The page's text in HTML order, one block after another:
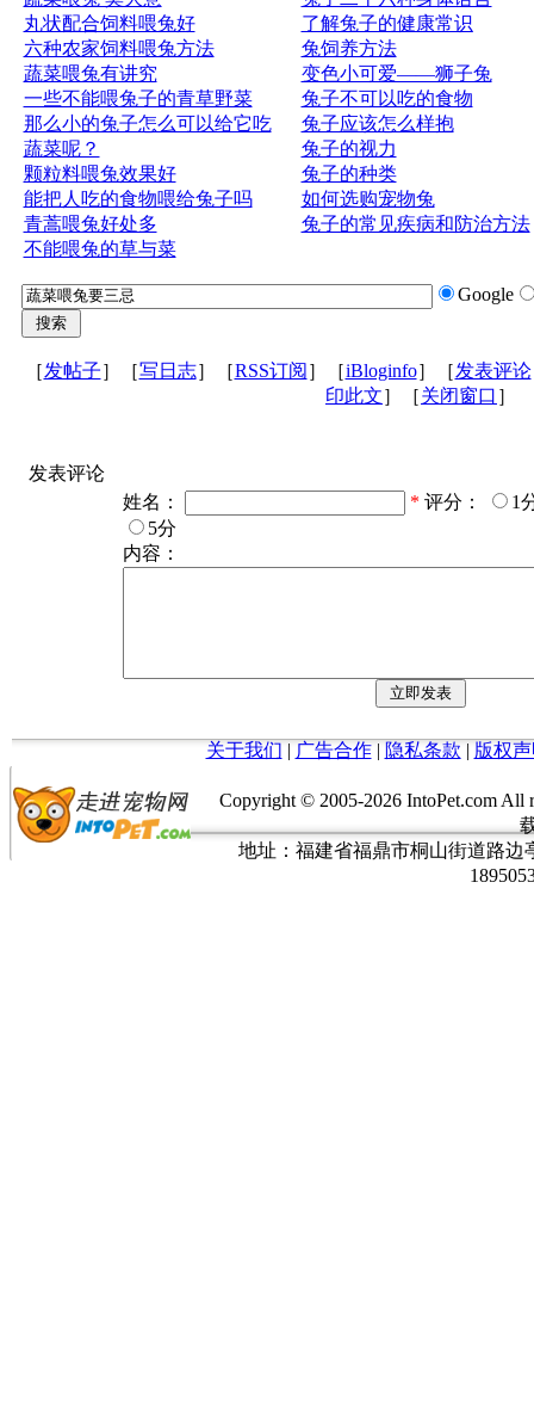
丸状配合饲料喂兔好
六种农家饲料喂兔方法
蔬菜喂兔有讲究
一些不能喂兔子的青草野菜
那么小的兔子怎么可以给它吃
蔬菜呢？
颗粒料喂兔效果好
能把人吃的食物喂给兔子吗
青蒿喂兔好处多
不能喂兔的草与菜
了解兔子的健康常识
兔饲养方法
变色小可爱——狮子兔
兔子不可以吃的食物
兔子应该怎么样抱
兔子的视力
兔子的种类
如何选购宠物兔
兔子的常见疾病和防治方法
Google
［发帖子］［写日志］［RSS订阅 ］［iBloginfo］［发表评论
印此文］［关闭窗口 ］
发表评论
姓名：
* 评分：
1
5分
内容：
关于我们 | 广告合作| 隐私条款 | 版权
Copyright © 2005-2026 IntoPet.com
地址：福建省福鼎市桐山街道路边